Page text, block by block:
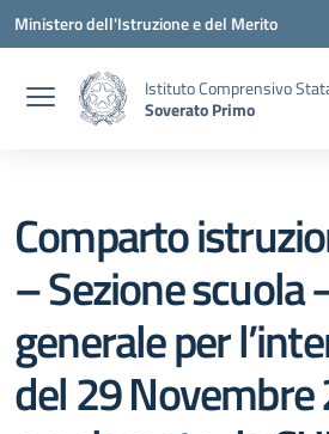
Vai ai contenuti
Vai al menu di navigazione
Vai al footer
Ministero dell'Istruzione e del Merito
Istituto Comprensivo
Soverato Primo
Comparto
– Sezione scuola
generale per
del 29